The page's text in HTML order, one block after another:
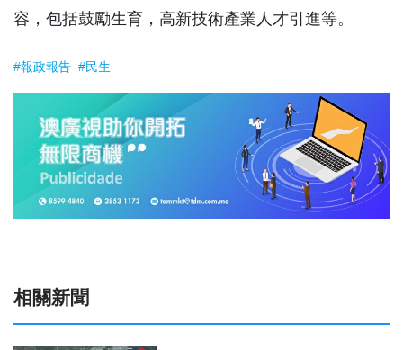
容，包括鼓勵生育，高新技術產業人才引進等。
#報政報告 #民生
相關新聞